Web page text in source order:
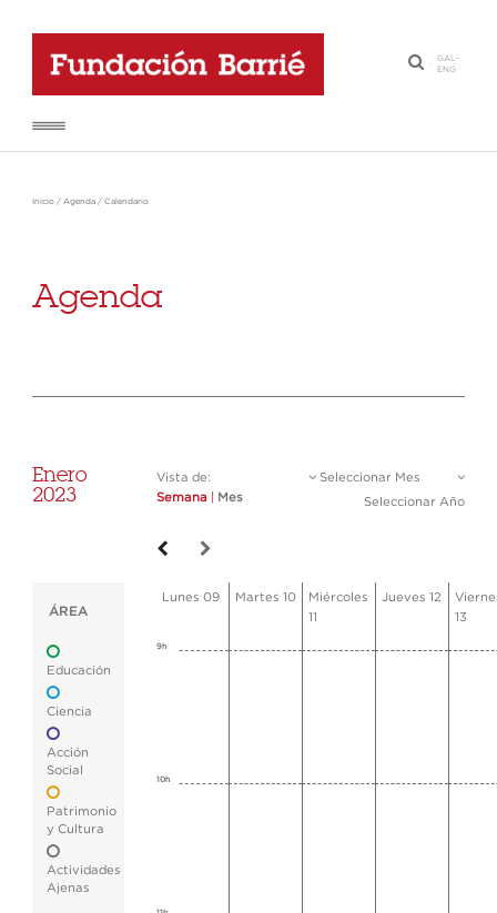
·
GAL-
ENG
Inicio / Agenda / Calendario
Agenda
Enero
2023
Vista de:
Semana
Mes
Seleccionar Mes
Seleccionar Año
ÁREA
Educación
Ciencia
Acción
Social
Patrimonio
y Cultura
Actividades
Ajenas
Lunes 09 Martes 10
Miércoles
11
Jueves 12
13
9h
10h